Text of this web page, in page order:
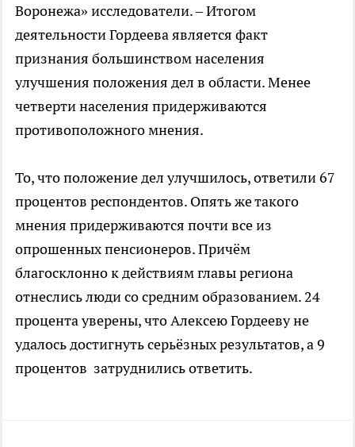
Воронежа» исследователи. – Итогом
деятельности Гордеева является факт
признания большинством населения
улучшения положения дел в области. Менее
четверти населения придерживаются
противоположного мнения.
То, что положение дел улучшилось, ответили 67
процентов респондентов. Опять же такого
мнения придерживаются почти все из
опрошенных пенсионеров. Причём
благосклонно к действиям главы региона
отнеслись люди со средним образованием. 24
процента уверены, что Алексею Гордееву не
удалось достигнуть серьёзных результатов, а 9
процентов затруднились ответить.